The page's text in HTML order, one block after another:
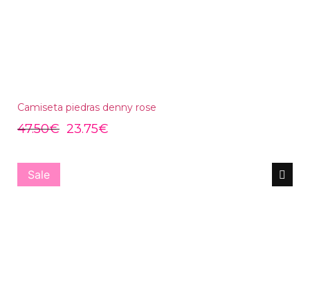
Camiseta piedras denny rose
47.50€ 23.75€
Sale